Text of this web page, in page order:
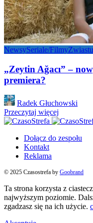
NewsySeriale/Filmy
„Zeytin Ağacı” –
premiera?
Posted
by
Radek Głuchowski
Przeczytaj więcej
Dołącz do zespołu
Kontakt
Reklama
© 2025 Czasostrefa by Goobrand
Ta strona korzysta z
najwyższym poziomie.
zgadzasz się na ich użycie.